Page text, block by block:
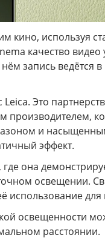
используя
качество
запись ведётся
Это
и
эффект.
она
освещении.
использование
освещенности
расстоянии.